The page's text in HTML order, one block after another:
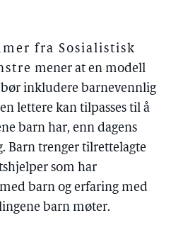
fra Sosialistisk
mener at en modell
inkludere barnevennlig
lettere kan tilpasses til å
barn har, enn dagens
Barn trenger tilrettelagte
som har
barn og erfaring med
barn møter.